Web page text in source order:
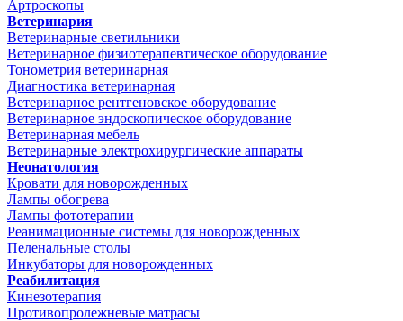
Артроскопы
Ветеринария
Ветеринарные светильники
Ветеринарное физиотерапевтическое оборудование
Тонометрия ветеринарная
Диагностика ветеринарная
Ветеринарное рентгеновское оборудование
Ветеринарное эндоскопическое оборудование
Ветеринарная мебель
Ветеринарные электрохирургические аппараты
Неонатология
Кровати для новорожденных
Лампы обогрева
Лампы фототерапии
Реанимационные системы для новорожденных
Пеленальные столы
Инкубаторы для новорожденных
Реабилитация
Кинезотерапия
Противопролежневые матрасы